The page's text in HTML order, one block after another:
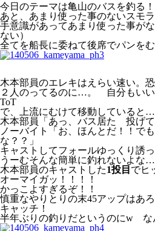
今日のテーマは亀山のバスを釣る！
あと、あまり使った事のないスモ
手意識があってあまり使った事が
ない）
全てを船長に委ねて後席でパンをむ
木本部員のエレキはえらい速い。恐
２人のってるのに…。 自分もいい
ToT
で、上流にむけて移動していると…
木本部員「あっ、バス居た 投げて
ノーバイト「お、ほんとだ！！で
な？？」
キャストしてフォールゆっくり誘っ
うーむそんな簡単に釣れないよな
木本部員のキャストした1投目 でヒ
オーマイガッ！！！！
かっこよすぎるぞ！！
慎重なやりとりの末45アップはあ
キャッチ！
半年ぶりの釣りだというのにw な